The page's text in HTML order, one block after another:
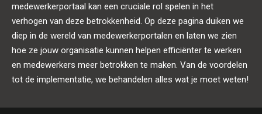
medewerkerportaal kan een cruciale rol spelen in het
verhogen van deze betrokkenheid. Op deze pagina duiken we
diep in de wereld van medewerkerportalen en laten we zien
hoe ze jouw organisatie kunnen helpen efficiënter te werken
en medewerkers meer betrokken te maken. Van de voordelen
tot de implementatie, we behandelen alles wat je moet weten!